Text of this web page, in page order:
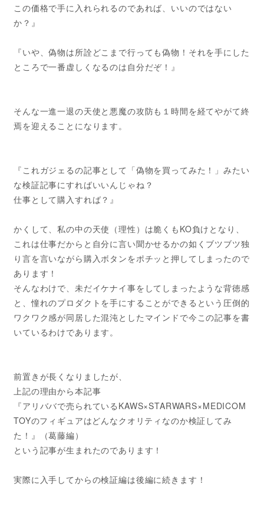
この価格で手に入れられるのであれば、いいのではない
か？』
『いや、偽物は所詮どこまで行っても偽物！それを手にした
ところで一番虚しくなるのは自分だぞ！』
そんな一進一退の天使と悪魔の攻防も１時間を経てやがて終
焉を迎えることになります。
『これガジェるの記事として「偽物を買ってみた！」みたい
な検証記事にすればいいんじゃね？
仕事として購入すれば？』
かくして、私の中の天使（理性）は脆くもKO負けとなり、
これは仕事だからと自分に言い聞かせるかの如くブツブツ独
り言を言いながら購入ボタンをポチッと押してしまったので
あります！
そんなわけで、未だイケナイ事をしてしまったような背徳感
と、憧れのプロダクトを手にすることができるという圧倒的
ワクワク感が同居した混沌としたマインドで今この記事を書
いているわけであります。
前置きが長くなりましたが、
上記の理由から本記事
『アリババで売られているKAWS×STARWARS×MEDICOM
TOYのフィギュアはどんなクオリティなのか検証してみ
た！』（葛藤編）
という記事が生まれたのであります！
実際に入手してからの検証編は後編に続きます！